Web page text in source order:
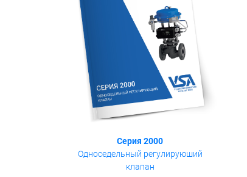
Серия 2000
Односедельный регулируюший
клапан